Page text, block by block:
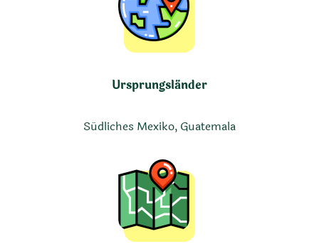
Ursprungsländer
Südliches Mexiko, Guatemala